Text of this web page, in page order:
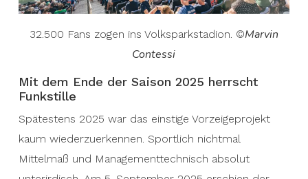
32.500 Fans zogen ins Volksparkstadion. ©Marvin
Contessi
Mit dem Ende der Saison 2025 herrscht
Funkstille
Spätestens 2025 war das einstige Vorzeigeprojekt
kaum wiederzuerkennen. Sportlich nichtmal
Mittelmaß und Managementtechnisch absolut